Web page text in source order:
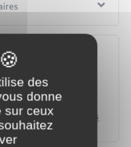
séjour ?
sociales pour la
?
: quels sont les tarifs
des
donne
sur ceux